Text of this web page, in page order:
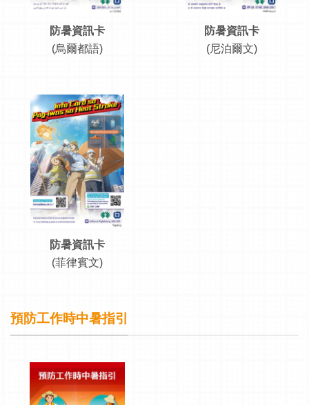
防暑資訊卡
(烏爾都語)
防暑資訊卡
(尼泊爾文)
防暑資訊卡
(菲律賓文)
預防工作時中暑指引